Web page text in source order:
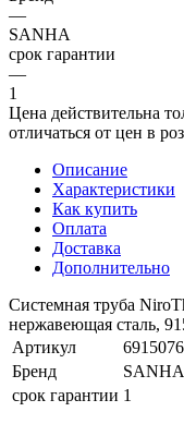
—
SANHA
срок гарантии
—
1
Цена действительна
отличаться от цен в
Описание
Характеристики
Как купить
Оплата
Доставка
Дополнительно
Системная труба
нержавеющая сталь,
Артикул
6915076
Бренд
SANHA
срок гарантии 1